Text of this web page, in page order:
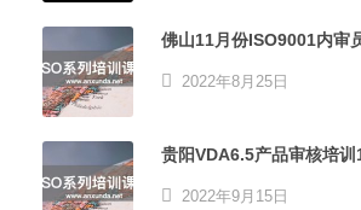
佛山11月份ISO9001内审
2022年8月25日
贵阳VDA6.5产品审核培训
2022年9月15日